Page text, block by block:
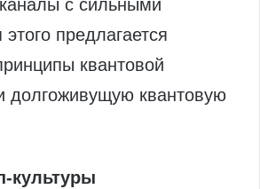
с сильными
предлагается
квантовой
долгоживущую квантовую
культуры